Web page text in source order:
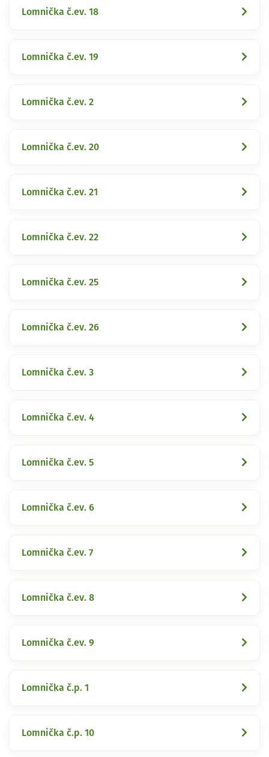
Lomnička č.ev. 18
Lomnička č.ev. 19
Lomnička č.ev. 2
Lomnička č.ev. 20
Lomnička č.ev. 21
Lomnička č.ev. 22
Lomnička č.ev. 25
Lomnička č.ev. 26
Lomnička č.ev. 3
Lomnička č.ev. 4
Lomnička č.ev. 5
Lomnička č.ev. 6
Lomnička č.ev. 7
Lomnička č.ev. 8
Lomnička č.ev. 9
Lomnička č.p. 1
Lomnička č.p. 10